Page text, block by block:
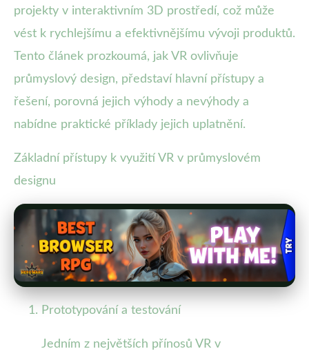
projekty v interaktivním 3D prostředí, což může
vést k rychlejšímu a efektivnějšímu vývoji produktů.
Tento článek prozkoumá, jak VR ovlivňuje
průmyslový design, představí hlavní přístupy a
řešení, porovná jejich výhody a nevýhody a
nabídne praktické příklady jejich uplatnění.
Základní přístupy k využití VR v průmyslovém
designu
Prototypování a testování
Jedním z největších přínosů VR v